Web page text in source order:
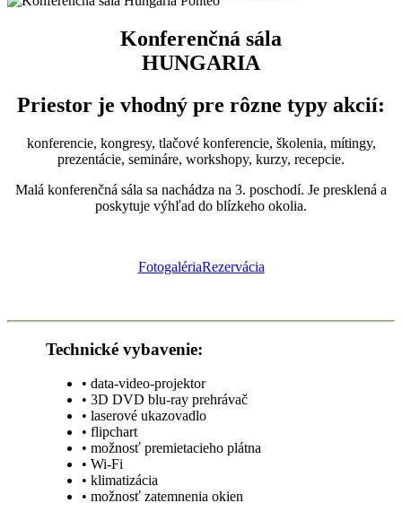
Konferenčná sála
HUNGARIA
Priestor je vhodný pre rôzne typy akcií:
konferencie, kongresy, tlačové konferencie, školenia, mítingy,
prezentácie, semináre, workshopy, kurzy, recepcie.
Malá konferenčná sála sa nachádza na 3. poschodí. Je presklená a
poskytuje výhľad do blízkeho okolia.
FotogalériaRezervácia
Technické vybavenie:
• data-video-projektor
• 3D DVD blu-ray prehrávač
• laserové ukazovadlo
• flipchart
• možnosť premietacieho plátna
• Wi-Fi
• klimatizácia
• možnosť zatemnenia okien